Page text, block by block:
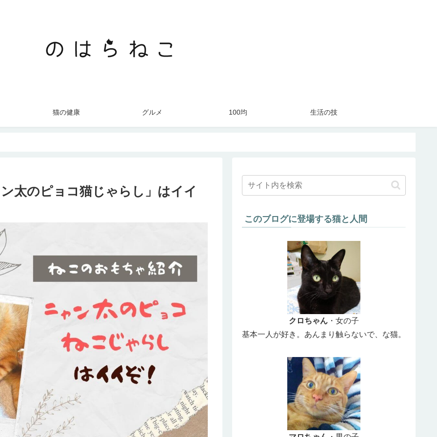
猫の健康 グルメ 100均 生活の技
太のピョコ猫じゃらし」はイイ
このブログに登場する猫と人間
クロちゃん ・女の子
基本一人が好き。あんまり触らないで、な猫。